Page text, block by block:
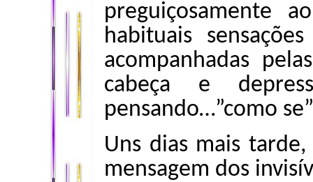
preguiçosamente
habituais
acompanhadas
cabeça e
pensando…”como
Uns dias mais
mensagem dos